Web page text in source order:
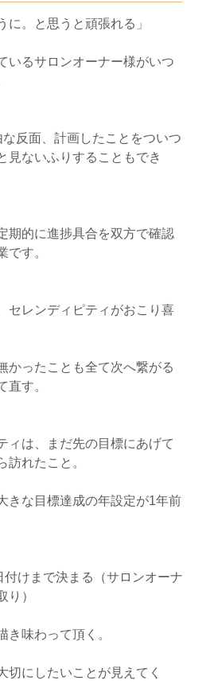
に。と思うと頑張れる」
いるサロンオーナー様がいつ
反面、計画したことをついつ
見ないふりすることもでき
期的に進捗具合を双方で確認
です。
セレンディピティがおこり喜
かったことも全て次へ繋がる
直す。
ィは、まだ先の目標にあげて
訪れたこと。
きな目標達成の年設定が1年前
けまで決まる（サロンオーナ
り）
き味わって頂く。
切にしたいことが見えてく